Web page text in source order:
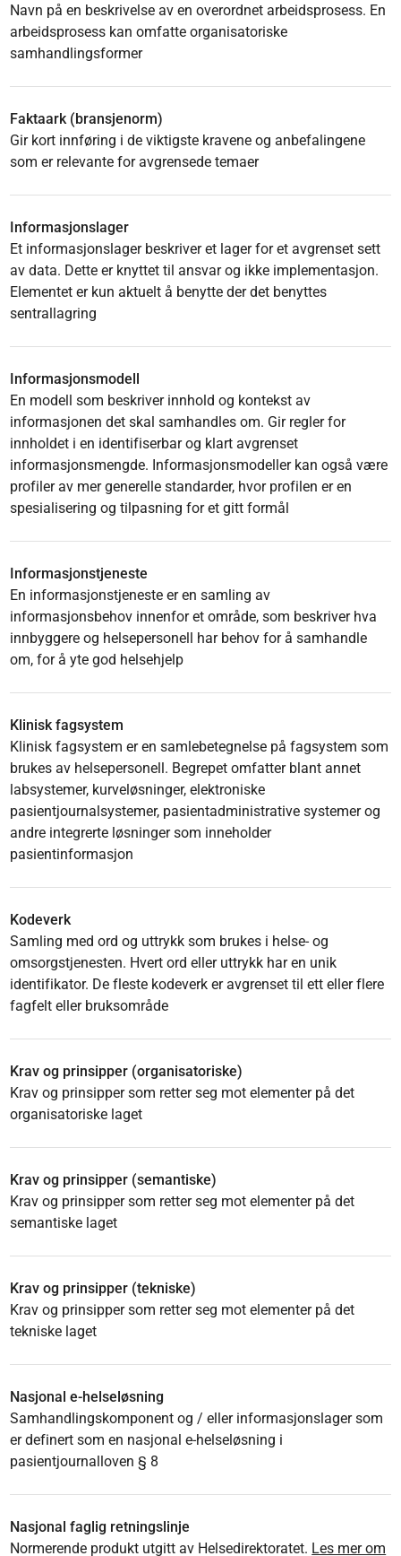
Navn på en beskrivelse av en overordnet arbeidsprosess. En
arbeidsprosess kan omfatte organisatoriske
samhandlingsformer
Faktaark (bransjenorm)
Gir kort innføring i de viktigste kravene og anbefalingene
som er relevante for avgrensede temaer
Informasjonslager
Et informasjonslager beskriver et lager for et avgrenset sett
av data. Dette er knyttet til ansvar og ikke implementasjon.
Elementet er kun aktuelt å benytte der det benyttes
sentrallagring
Informasjonsmodell
En modell som beskriver innhold og kontekst av
informasjonen det skal samhandles om. Gir regler for
innholdet i en identifiserbar og klart avgrenset
informasjonsmengde. Informasjonsmodeller kan også være
profiler av mer generelle standarder, hvor profilen er en
spesialisering og tilpasning for et gitt formål
Informasjonstjeneste
En informasjonstjeneste er en samling av
informasjonsbehov innenfor et område, som beskriver hva
innbyggere og helsepersonell har behov for å samhandle
om, for å yte god helsehjelp
Klinisk fagsystem
Klinisk fagsystem er en samlebetegnelse på fagsystem som
brukes av helsepersonell. Begrepet omfatter blant annet
labsystemer, kurveløsninger, elektroniske
pasientjournalsystemer, pasientadministrative systemer og
andre integrerte løsninger som inneholder
pasientinformasjon
Kodeverk
Samling med ord og uttrykk som brukes i helse- og
omsorgstjenesten. Hvert ord eller uttrykk har en unik
identifikator. De fleste kodeverk er avgrenset til ett eller flere
fagfelt eller bruksområde
Krav og prinsipper (organisatoriske)
Krav og prinsipper som retter seg mot elementer på det
organisatoriske laget
Krav og prinsipper (semantiske)
Krav og prinsipper som retter seg mot elementer på det
semantiske laget
Krav og prinsipper (tekniske)
Krav og prinsipper som retter seg mot elementer på det
tekniske laget
Nasjonal e-helseløsning
Samhandlingskomponent og / eller informasjonslager som
er definert som en nasjonal e-helseløsning i
pasientjournalloven § 8
Nasjonal faglig retningslinje
Normerende produkt utgitt av Helsedirektoratet. Les mer om